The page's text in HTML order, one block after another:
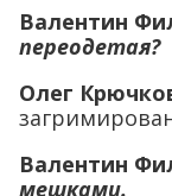
Валентин
переодетая?
Олег
Валентин
мешками.